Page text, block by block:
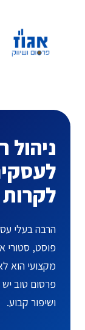
הרבה בעלי
פוסט, סטורי
מקצועי הוא
פרסום טוב
ושיפור קבוע.